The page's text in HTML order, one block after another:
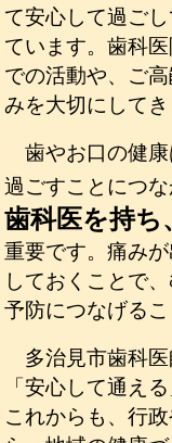
て安心して過ご
ています。歯科
での活動や、ご
みを大切にして
歯やお口の健康
過ごすことにつ
歯科医を持ち
重要です。痛み
しておくことで
予防につなげる
多治見市歯科医
「安心して通え
これからも、行